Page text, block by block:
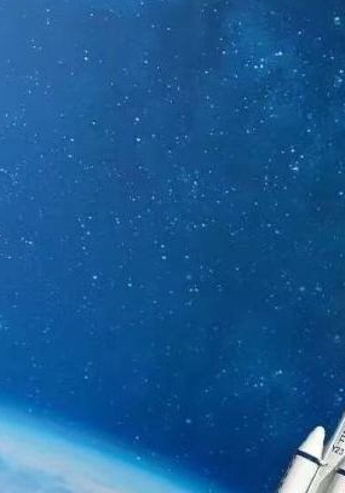
小米涨价！K90跳上3099，小米17标准
长鑫上市只是开胃菜：合肥正在下一盘
耳机低音像白开水？90%的人第一步就做
复古玩家狂喜：Anbernic第三次复刻
Xbox 360 游戏终于要登 PC，光盘党也
AirTag 新版到底香不香？一篇帮你避坑+
净利润暴跌7.7%，苏泊尔开始靠“擦边”